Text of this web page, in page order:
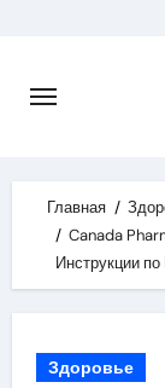
content
Главная
Canada
Инструкции
Здоровье